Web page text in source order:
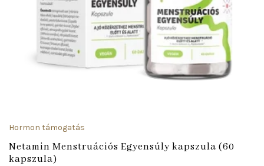
Hormon támogatás
Netamin Menstruációs Egyensúly kapszula (60
kapszula)